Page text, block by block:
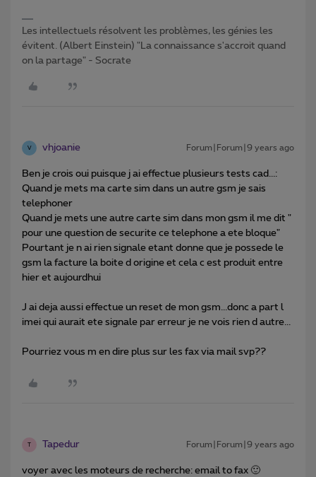
Les intellectuels résolvent les problèmes, les génies les
évitent. (Albert Einstein) "La connaissance s'accroit quand
on la partage" - Socrate
V vhjoanie Forum|Forum|9 years ago
Ben je crois oui puisque j ai effectue plusieurs tests cad...:
Quand je mets ma carte sim dans un autre gsm je sais
telephoner
Quand je mets une autre carte sim dans mon gsm il me dit "
pour une question de securite ce telephone a ete bloque"
Pourtant je n ai rien signale etant donne que je possede le
gsm la facture la boite d origine et cela c est produit entre
hier et aujourdhui
J ai deja aussi effectue un reset de mon gsm...donc a part l
imei qui aurait ete signale par erreur je ne vois rien d autre...
Pourriez vous m en dire plus sur les fax via mail svp??
T Tapedur Forum|Forum|9 years ago
voyer avec les moteurs de recherche: email to fax 🙂